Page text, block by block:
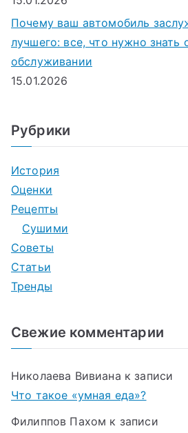
Почему ваш автомобиль
лучшего: все, что нужно знать
обслуживании
15.01.2026
Рубрики
История
Оценки
Рецепты
Сушими
Советы
Статьи
Тренды
Свежие комментарии
Николаева Вивиана к записи
Что такое «умная еда»?
Филиппов Пахом к записи